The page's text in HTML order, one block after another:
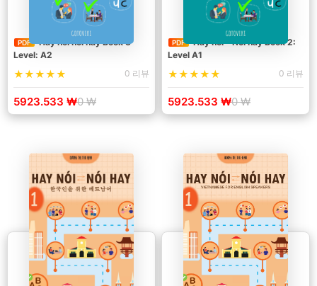
PDF
Hay nói nói hay Book 3
Level: A2
0 리뷰
5923.533 ₩0 ₩
PDF
Hay nói - Nói hay Book 2:
Level A1
0 리뷰
5923.533 ₩0 ₩